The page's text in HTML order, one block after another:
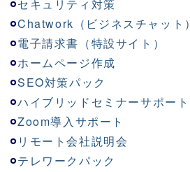
セキュリティ対策
Chatwork（ビジネスチャット）
電子請求書（特設サイト）
ホームページ作成
SEO対策パック
ハイブリッドセミナーサポート
Zoom導入サポート
リモート会社説明会
テレワークパック